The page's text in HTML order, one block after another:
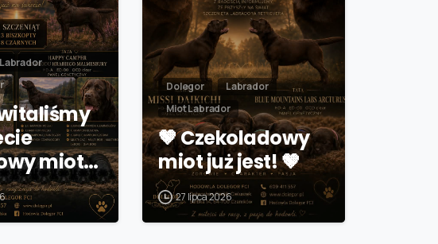
Labrador
miot…
Dolegor
Labrador
Miot Labrador
🤎 Czekoladowy
miot już jest! 🤎
27 lipca 2026